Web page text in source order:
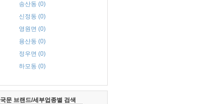
송산동 (0)
신정동 (0)
영원면 (0)
용산동 (0)
정우면 (0)
하모동 (0)
국문 브랜드/세부업종별 검색